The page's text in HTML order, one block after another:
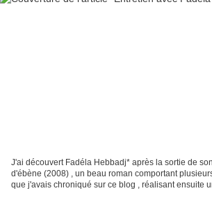
J'ai découvert Fadéla Hebbadj* après la sortie de
d'ébène (2008) , un beau roman comportant
que j'avais chroniqué sur ce blog , réalisant ensuite